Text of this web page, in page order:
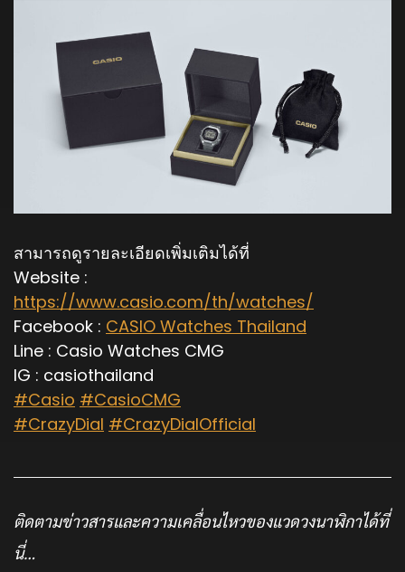
สามารถดูรายละเอียดเพิ่มเติมได้ที่
Website :
https://www.casio.com/th/watches/
Facebook : CASIO Watches Thailand
Line : Casio Watches CMG
IG : casiothailand
#Casio #CasioCMG
#CrazyDial #CrazyDialOfficial
ติดตามข่าวสารและความเคลื่อนไหวของแวดวงนาฬิกาได้ที่
นี่…